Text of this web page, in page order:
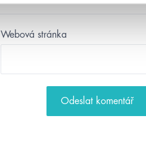
Webová stránka